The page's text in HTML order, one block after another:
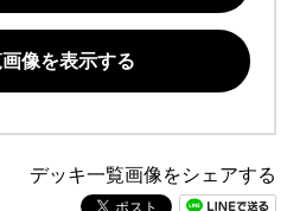
像を表示する
デッキ一覧画像をシェアする